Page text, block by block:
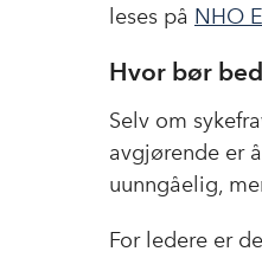
leses på NHO
Hvor bør
Selv om
avgjørende er
uunngåelig,
For ledere er